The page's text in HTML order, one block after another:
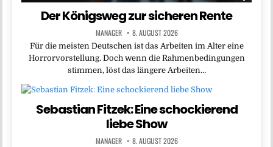
Der Königsweg zur sicheren Rente
MANAGER 8. AUGUST 2026
Für die meisten Deutschen ist das Arbeiten im Alter eine
Horrorvorstellung. Doch wenn die Rahmenbedingungen
stimmen, löst das längere Arbeiten…
Sebastian Fitzek: Eine schockierend
liebe Show
MANAGER 8. AUGUST 2026